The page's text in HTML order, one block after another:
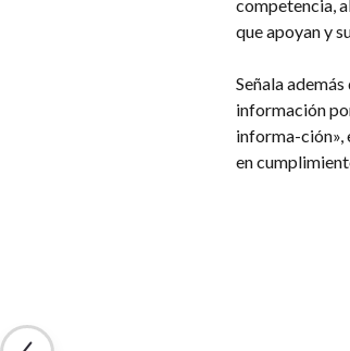
competencia,
que apoyan y
Señala
información
informa-ción»,
en